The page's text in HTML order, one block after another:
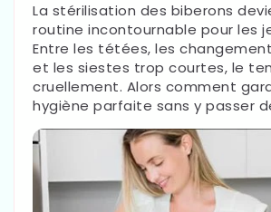
La stérilisation des biberons
routine incontournable pour les
Entre les tétées, les
et les siestes trop courtes, le
cruellement. Alors comment
hygiène parfaite sans y passer